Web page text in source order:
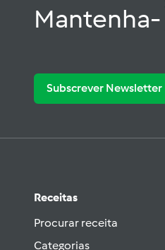
Mantenha-
Subscrever Newsletter
Receitas
Procurar receita
Categorias